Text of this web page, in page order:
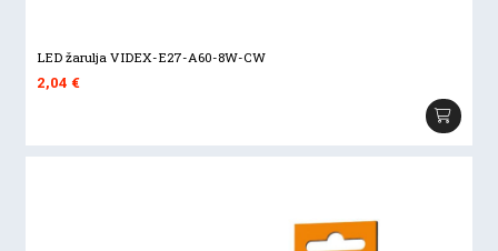
LED žarulja VIDEX-E27-A60-8W-CW
2,04€